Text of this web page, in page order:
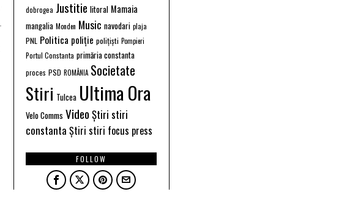
dobrogea Justitie litoral Mamaia
mangalia Monden Music navodari plaja
PNL Politica poliție polițiști Pompieri
Portul Constanta primăria constanta
proces PSD ROMÂNIA Societate
Stiri Tulcea Ultima Ora
Velo Comms Video Știri stiri
constanta Știri stiri focus press
FOLLOW